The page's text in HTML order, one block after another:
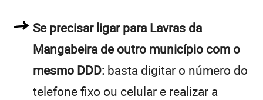
Se precisar ligar para Lavras da
Mangabeira de outro município com o
mesmo DDD: basta digitar o número do
telefone fixo ou celular e realizar a